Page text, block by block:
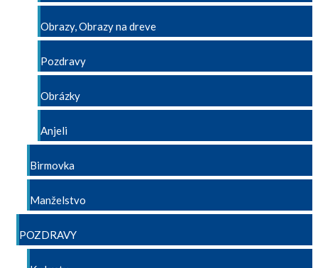
Obrazy, Obrazy na dreve
Pozdravy
Obrázky
Anjeli
Birmovka
Manželstvo
POZDRAVY